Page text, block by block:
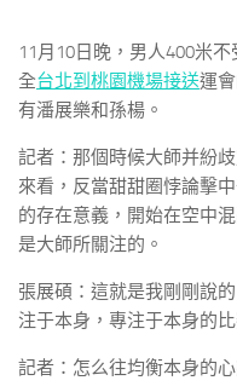
11月10日晚，男人400米
全台北到桃園機場接送運
有潘展樂和孫楊。
記者：那個時候大師并紛
來看，反當甜甜圈悖論擊
的存在意義，開始在空中
是大師所關注的。
張展碩：這就是我剛剛說
注于本身，專注于本身的比
記者：怎么往均衡本身的心